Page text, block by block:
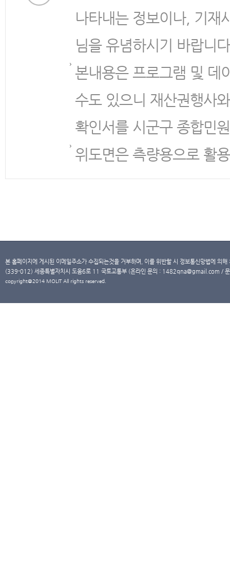
나타내는 정보이나, 기재
님을 유념하시기 바랍니
본내용은 프로그램 및 데
수도 있으니 재산권행사
확인서를 시군구 종합민
위도면은 측량용으로 활
본 홈페이지에 게시된 이메일주소가 수집되는것을 거부하며, 이를 위반할 시 정보통신망법에 의
(339-012) 세종특별자치시 도움6로 11 국토교통부 (온라인 문의 : 1482qna@gmail.com /
copyright@2014 MOLIT All rights reserved.